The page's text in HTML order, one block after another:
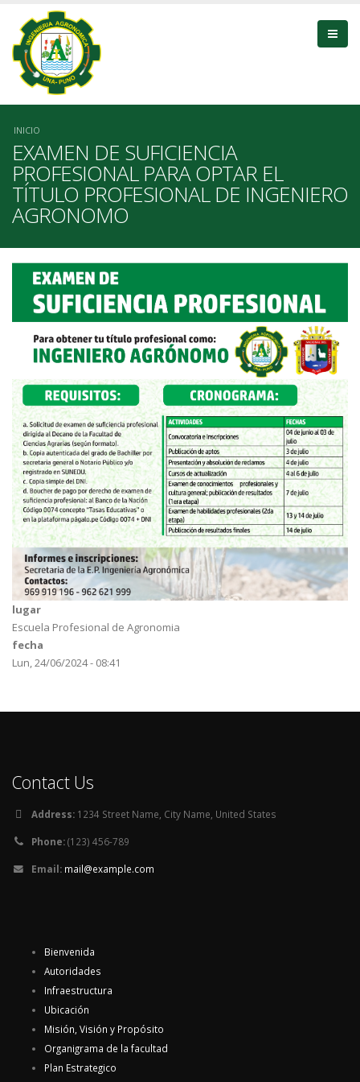
contenido
principal
Sobrescribir
enlaces
de
ayuda
a
navegación
INICIO
EXAMEN DE SUFICIENCIA
PROFESIONAL PARA OPTAR EL
TÍTULO PROFESIONAL DE INGENIERO
AGRONOMO
lugar
Escuela Profesional de Agronomia
fecha
Lun, 24/06/2024 - 08:41
Contact Us
Address: 1234 Street Name, City Name, United States
Phone:(123) 456-789
Email: mail@example.com
Bienvenida
Autoridades
Infraestructura
Ubicación
Misión, Visión y Propósito
Organigrama de la facultad
Plan Estrategico